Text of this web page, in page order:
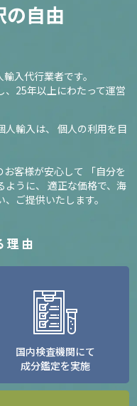
の自由
入代行業者です。
25年以上にわたって運営
輸入は、 個人の利用を目
客様が安心して
「自分を
うに、 適正な価格で、海
ご提供いたします。
理由
国内検査機関にて
成分鑑定を実施